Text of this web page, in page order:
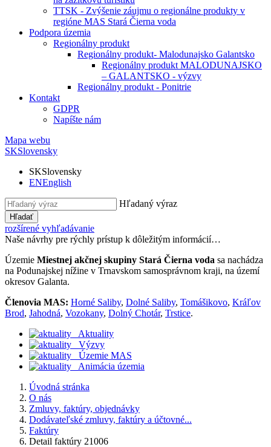
TTSK - Zvýšenie záujmu o regionálne produkty v
regióne MAS Stará Čierna voda
Podpora územia
Regionálny produkt
Regionálny produkt- Malodunajsko Galantsko
Regionálny produkt MALODUNAJSKO
– GALANTSKO - výzvy
Regionálny produkt - Ponitrie
Kontakt
GDPR
Napíšte nám
Mapa webu
SKSlovensky
SKSlovensky
ENEnglish
Hľadaný výraz
Hľadať
rozšírené vyhľadávanie
Naše návrhy pre rýchly prístup k dôležitým informácií…
Územie Miestnej akčnej skupiny Stará Čierna voda sa nachádza
na Podunajskej nížine v Trnavskom samosprávnom kraji, na území
okresov Galanta.
Členovia MAS: Horné Saliby, Dolné Saliby, Tomášikovo, Kráľov
Brod, Jahodná, Vozokany, Dolný Chotár, Trstice.
Aktuality
Výzvy
Územie MAS
Animácia územia
Úvodná stránka
O nás
Zmluvy, faktúry, objednávky
Dodávateľské zmluvy, faktúry a účtovné...
Faktúry
Detail faktúry 21006